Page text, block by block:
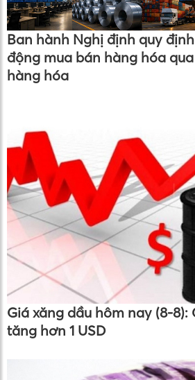
Ban hành Nghị định quy
động mua bán hàng hóa
hàng hóa
Giá xăng dầu hôm nay (8-8):
tăng hơn 1 USD